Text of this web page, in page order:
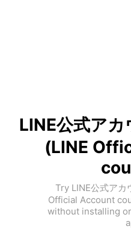
LINE公式ア
(LINE
Try LINE公式アカ
Official Account
without installing